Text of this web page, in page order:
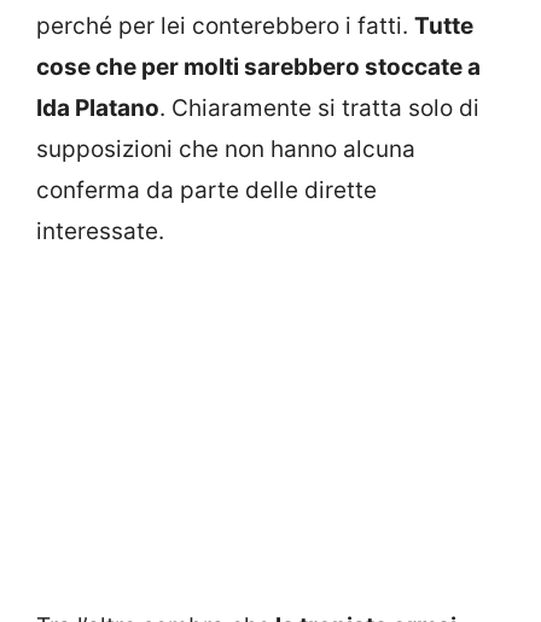
perché per lei conterebbero i fatti. Tutte
cose che per molti sarebbero stoccate a
Ida Platano. Chiaramente si tratta solo di
supposizioni che non hanno alcuna
conferma da parte delle dirette
interessate.